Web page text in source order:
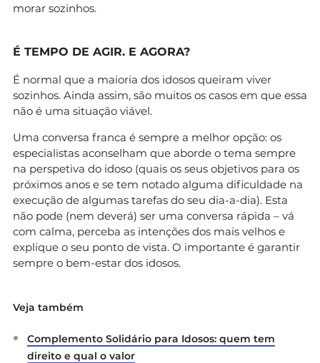
morar sozinhos.
É TEMPO DE AGIR. E AGORA?
É normal que a maioria dos idosos queiram viver
sozinhos. Ainda assim, são muitos os casos em que essa
não é uma situação viável.
Uma conversa franca é sempre a melhor opção: os
especialistas aconselham que aborde o tema sempre
na perspetiva do idoso (quais os seus objetivos para os
próximos anos e se tem notado alguma dificuldade na
execução de algumas tarefas do seu dia-a-dia). Esta
não pode (nem deverá) ser uma conversa rápida – vá
com calma, perceba as intenções dos mais velhos e
explique o seu ponto de vista. O importante é garantir
sempre o bem-estar dos idosos.
Veja também
Complemento Solidário para Idosos: quem tem
direito e qual o valor